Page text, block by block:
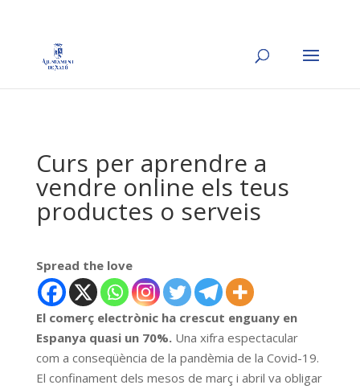
Curs per aprendre a
vendre online els teus
productes o serveis
Spread the love
El comerç electrònic ha crescut enguany en
Espanya quasi un 70%.Una xifra espectacular
com a conseqüència de la pandèmia de la Covid-19.
El confinament dels mesos de març i abril va obligar